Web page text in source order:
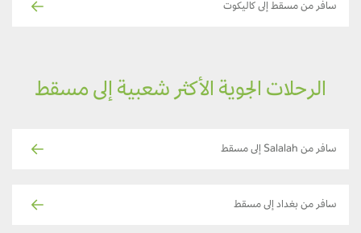
سافر من مسقط إلى كاليكوت
الرحلات الجوية الأكثر شعبية إلى مسقط
سافر من Salalah إلى مسقط
سافر من بغداد إلى مسقط